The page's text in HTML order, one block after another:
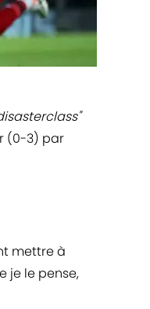
(0-3) par
mettre à
je le pense,